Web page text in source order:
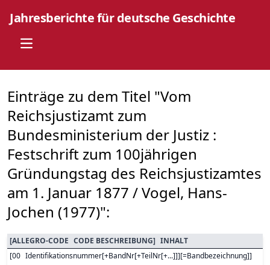
Jahresberichte für deutsche Geschichte
Open main menu
Einträge zu dem Titel "Vom
Reichsjustizamt zum
Bundesministerium der Justiz :
Festschrift zum 100jährigen
Gründungstag des Reichsjustizamtes
am 1. Januar 1877 / Vogel, Hans-
Jochen (1977)":
[ALLEGRO-CODE CODE BESCHREIBUNG] INHALT
[00 Identifikationsnummer[+BandNr[+TeilNr[+...]]][=Bandbezeichnung]]